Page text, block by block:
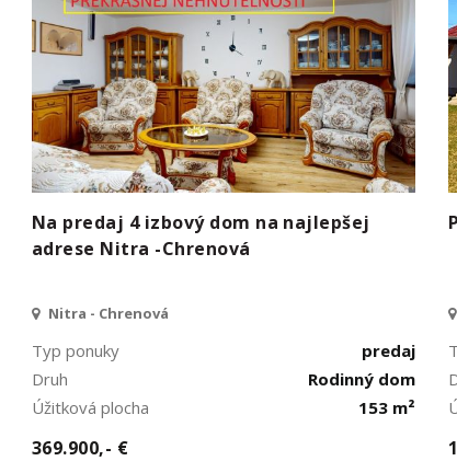
Na predaj 4 izbový dom na najlepšej
adrese Nitra -Chrenová
Nitra - Chrenová
Typ ponuky
predaj
Druh
Rodinný dom
Úžitková plocha
153 m²
369.900,- €